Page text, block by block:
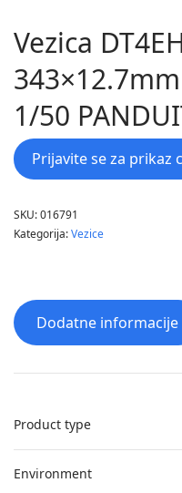
Vezica
1/50
Prijavite se za prikaz
SKU:016791
Kategorija:Vezice
Dodatne informacije
Product type
Environment